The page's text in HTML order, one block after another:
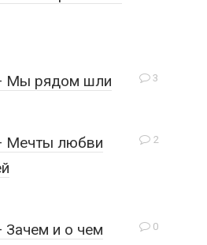
3
Мы рядом шли
2
Мечты любви
0
Зачем и о чем